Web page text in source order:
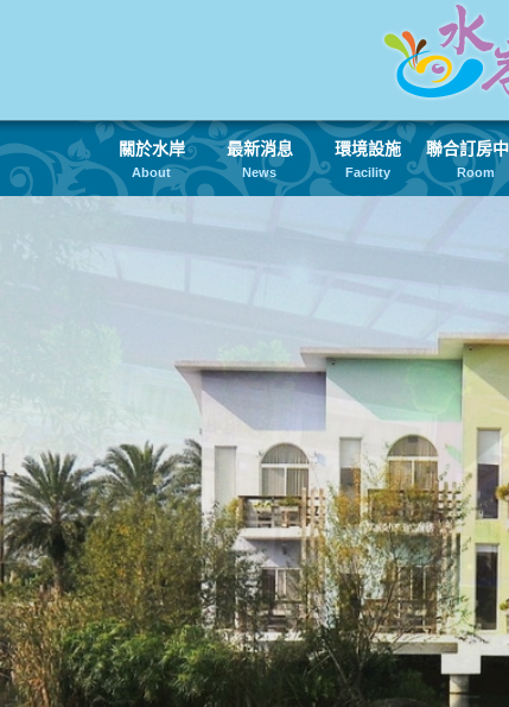
關於水岸
About
最新消息
News
環境設施
Facility
聯合訂房
Room